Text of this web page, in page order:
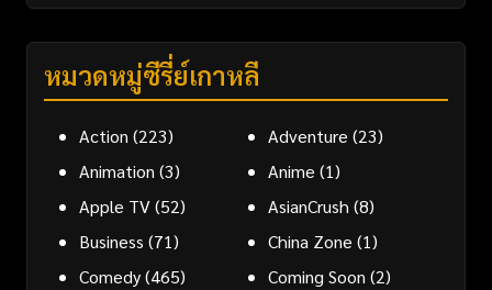
หมวดหมู่ซีรี่ย์เกาหลี
Action (223) Adventure (23)
Animation (3) Anime (1)
Apple TV(52) AsianCrush (8)
Business (71) China Zone (1)
Comedy(465) Coming Soon (2)